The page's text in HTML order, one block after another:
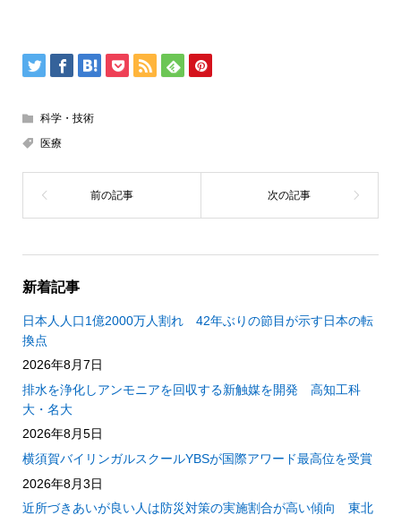
科学・技術
医療
新着記事
日本人人口1億2000万人割れ 42年ぶりの節目が示す日本の転
換点
2026年8月7日
排水を浄化しアンモニアを回収する新触媒を開発 高知工科
大・名大
2026年8月5日
横須賀バイリンガルスクールYBSが国際アワード最高位を受賞
2026年8月3日
近所づきあいが良い人は防災対策の実施割合が高い傾向 東北